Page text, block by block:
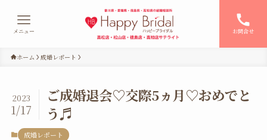
お問合せ
メニュー
ホーム 成婚レポート
ご成婚退会♡交際5ヵ月♡おめでと
う♬
2023
1/17
成婚レポート